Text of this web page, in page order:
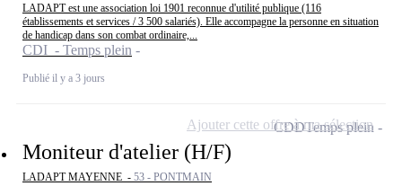
LADAPT est une association loi 1901 reconnue d'utilité publique (116
établissements et services / 3 500 salariés). Elle accompagne la personne en situation
de handicap dans son combat ordinaire,...
CDI - Temps plein
Publié il y a 3 jours
Moniteur d'atelier (H/F)
LADAPT MAYENNE - 53 - PONTMAIN
CDDTemps plein
Ajouter cette offre à ma sélection